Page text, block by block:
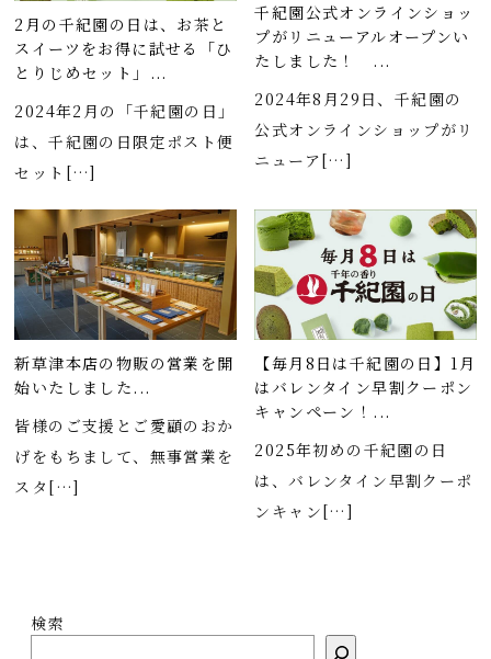
2月の千紀園の日は、お茶と
スイーツをお得に試せる「ひ
とりじめセット」...
2024年2月の「千紀園の日」
は、千紀園の日限定ポスト便
セット[…]
千紀園公式オンラインショッ
プがリニューアルオープンい
たしました！ ...
2024年8月29日、千紀園の
公式オンラインショップがリ
ニューア[…]
新草津本店の物販の営業を開
始いたしました...
皆様のご支援とご愛顧のおか
げをもちまして、無事営業を
スタ[…]
【毎月8日は千紀園の日】1月
はバレンタイン早割クーポン
キャンペーン！...
2025年初めの千紀園の日
は、バレンタイン早割クーポ
ンキャン[…]
検索